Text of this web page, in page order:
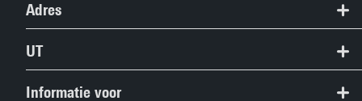
Adres
+31 53 489 9111
UT
Contact
Informatie voor